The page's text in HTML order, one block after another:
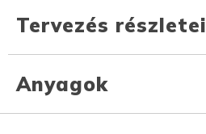
Tervezés részletei
Anyagok